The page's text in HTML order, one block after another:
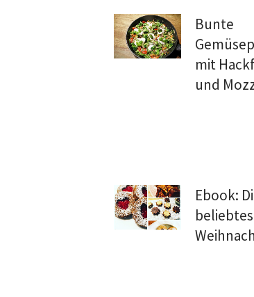
Bunte
mit
und
Ebook: